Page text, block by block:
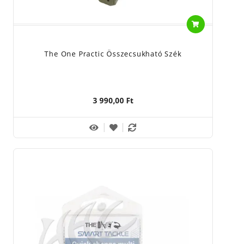
The One Practic Összecsukható Szék
3 990,00 Ft